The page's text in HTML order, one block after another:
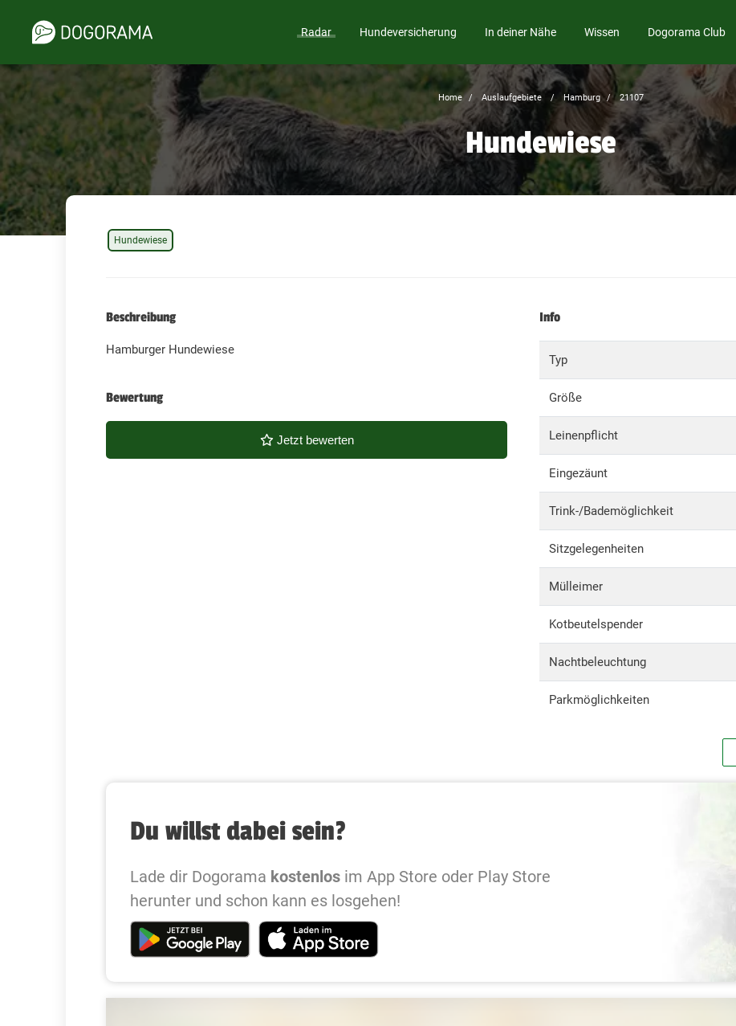
Radar Hundeversicherung In deiner Nähe Wissen Dogorama Club
Home Auslaufgebiete Hamburg 21107
Hundewiese
Hundewiese
Beschreibung
Hamburger Hundewiese
Bewertung
Jetzt bewerten
Info
Typ
Größe
Leinenpflicht
Eingezäunt
Trink-/Bademöglichkeit
Sitzgelegenheiten
Mülleimer
Kotbeutelspender
Nachtbeleuchtung
Parkmöglichkeiten
Du willst dabei sein?
Lade dir Dogorama kostenlos im App Store oder Play Store
herunter und schon kann es losgehen!